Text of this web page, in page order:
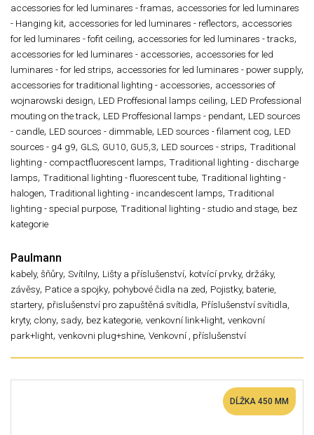
accessories for led luminares - framas, accessories for led luminares
- Hanging kit, accessories for led luminares - reflectors, accessories
for led luminares - fofit ceiling, accessories for led luminares - tracks,
accessories for led luminares - accessories, accessories for led
luminares - for led strips, accessories for led luminares - power supply,
accessories for traditional lighting - accessories, accessories of
wojnarowski design, LED Proffesional lamps ceiling, LED Professional
mouting on the track, LED Proffesional lamps - pendant, LED sources
- candle, LED sources - dimmable, LED sources - filament cog, LED
sources - g4 g9, GLS, GU10, GU5,3, LED sources - strips, Traditional
lighting - compactfluorescent lamps, Traditional lighting - discharge
lamps, Traditional lighting - fluorescent tube, Traditional lighting -
halogen, Traditional lighting - incandescent lamps, Traditional
lighting - special purpose, Traditional lighting - studio and stage, bez
kategorie
Paulmann
kabely, šňůry, Svítilny, Lišty a příslušenství, kotvící prvky, držáky,
závěsy, Patice a spojky, pohybové čidla na zed, Pojistky, baterie,
startery, přislušenství pro zapuštěná svítidla, Příslušenství svítidla,
kryty, clony, sady, bez kategorie, venkovní link+light, venkovní
park+light, venkovni plug+shine, Venkovní , příslušenství
DĹŽKA 450 MM